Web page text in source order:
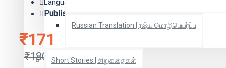
Russian Translation | ரஷ்ய மொழிபெயர்ப்பு
Short Stories | சிறுகதைகள்
₹171
₹180
Language: Tamil
Publisher: